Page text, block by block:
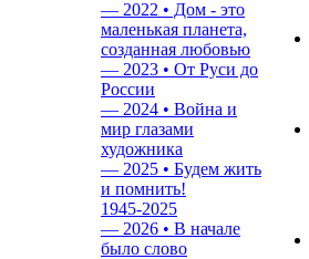
— 2022 • Дом - это
маленькая планета,
созданная любовью
— 2023 • От Руси до
России
— 2024 • Война и
мир глазами
художника
— 2025 • Будем жить
и помнить!
1945-2025
— 2026 • В начале
было слово